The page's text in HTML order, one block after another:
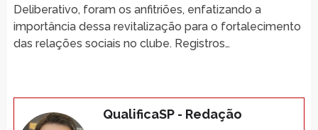
Deliberativo, foram os anfitriões, enfatizando a
importância dessa revitalização para o fortalecimento
das relações sociais no clube. Registros…
QualificaSP - Redação